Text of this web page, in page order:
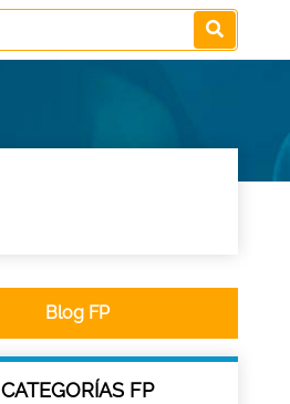
Blog FP
CATEGORÍAS FP